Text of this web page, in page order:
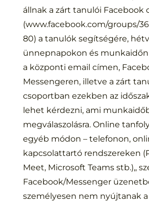
állnak a zárt tanulói Facebook
(www.facebook.com/groups/
80) a tanulók segítségére,
ünnepnapokon és
a központi email címen,
Messengeren, illetve a zárt
csoportban ezekben az
lehet kérdezni, ami
megválaszolásra. Online
egyéb módon – telefonon,
kapcsolattartó rendszereken
Meet, Microsoft Teams stb.),,
Facebook/Messenger
személyesen nem nyújtanak